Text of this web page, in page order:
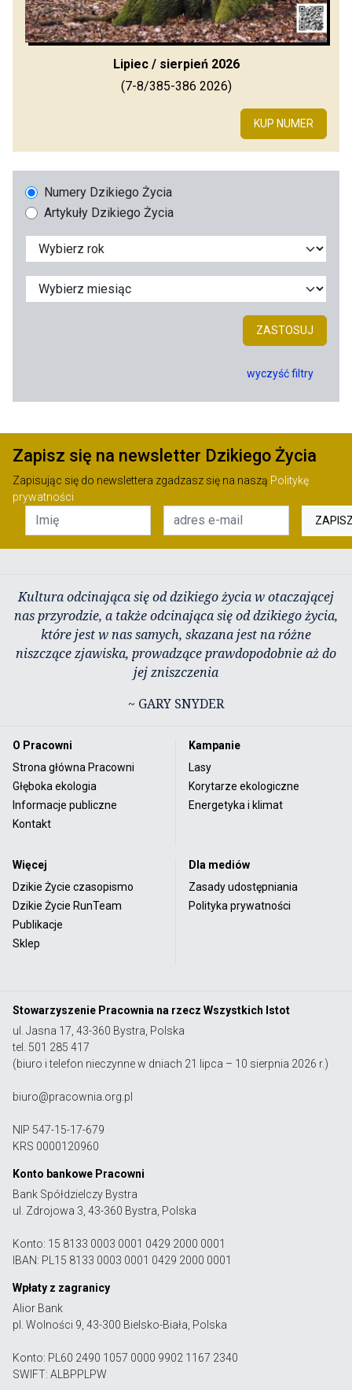
Lipiec / sierpień 2026
(7-8/385-386 2026)
KUP NUMER
Numery Dzikiego Życia
Artykuły Dzikiego Życia
ZASTOSUJ
wyczyść filtry
Zapisz się na newsletter Dzikiego Życia
Zapisując się do newslettera zgadzasz się na naszą Politykę
prywatności
Kultura odcinająca się od dzikiego życia w otaczającej
nas przyrodzie, a także odcinająca się od dzikiego życia,
które jest w nas samych, skazana jest na różne
niszczące zjawiska, prowadzące prawdopodobnie aż do
jej zniszczenia
~ GARY SNYDER
O Pracowni
Strona główna Pracowni
Głęboka ekologia
Informacje publiczne
Kontakt
Kampanie
Lasy
Korytarze ekologiczne
Energetyka i klimat
Więcej
Dzikie Życie czasopismo
Dzikie Życie RunTeam
Publikacje
Sklep
Dla mediów
Zasady udostępniania
Polityka prywatności
Stowarzyszenie Pracownia na rzecz Wszystkich Istot
ul. Jasna 17, 43-360 Bystra, Polska
tel. 501 285 417
(biuro i telefon nieczynne w dniach 21 lipca – 10 sierpnia 2026 r.)
biuro@pracownia.org.pl
NIP 547-15-17-679
KRS 0000120960
Konto bankowe Pracowni
Bank Spółdzielczy Bystra
ul. Zdrojowa 3, 43-360 Bystra, Polska
Konto: 15 8133 0003 0001 0429 2000 0001
IBAN: PL15 8133 0003 0001 0429 2000 0001
Wpłaty z zagranicy
Alior Bank
pl. Wolności 9, 43-300 Bielsko-Biała, Polska
Konto: PL60 2490 1057 0000 9902 1167 2340
SWIFT: ALBPPLPW